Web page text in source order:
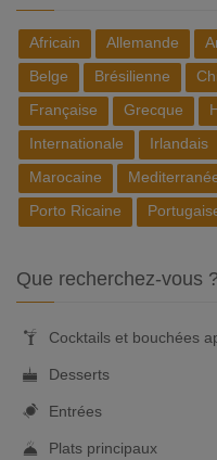
Africain Allemande
Belge
Brésilienne
Française
Grecque
Internationale
Irlandais
Marocaine
Porto Ricaine
Que recherchez-vous ?
Cocktails et bouchées
Desserts
Entrées
Plats principaux